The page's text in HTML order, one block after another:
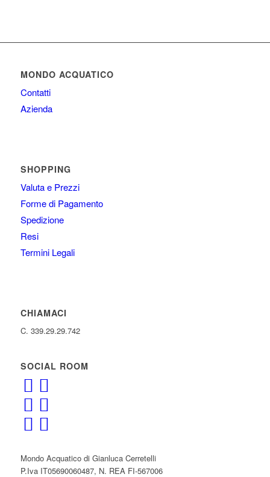
MONDO ACQUATICO
Contatti
Azienda
SHOPPING
Valuta e Prezzi
Forme di Pagamento
Spedizione
Resi
Termini Legali
CHIAMACI
C. 339.29.29.742
SOCIAL ROOM
Mondo Acquatico di Gianluca Cerretelli
P.Iva IT05690060487, N. REA FI-567006